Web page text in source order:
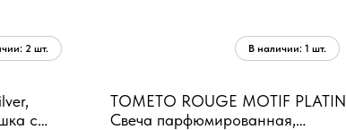
с
TOMETO ROUGE MOTIF PLATIN
Свеча парфюмированная,